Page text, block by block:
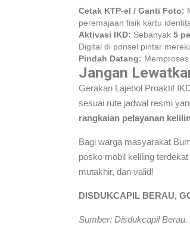
Cetak KTP-el / Ganti Foto:
peremajaan fisik kartu
Aktivasi IKD: Sebanyak 5
Digital di ponsel pintar
Pindah Datang:
Jangan
Gerakan Lajebol Proaktif
sesuai rute jadwal resmi
rangkaian pelayanan
Bagi warga masyarakat
posko mobil keliling
mutakhir, dan valid!
DISDUKCAPIL BERAU,
Sumber: Disdukcapil Berau.